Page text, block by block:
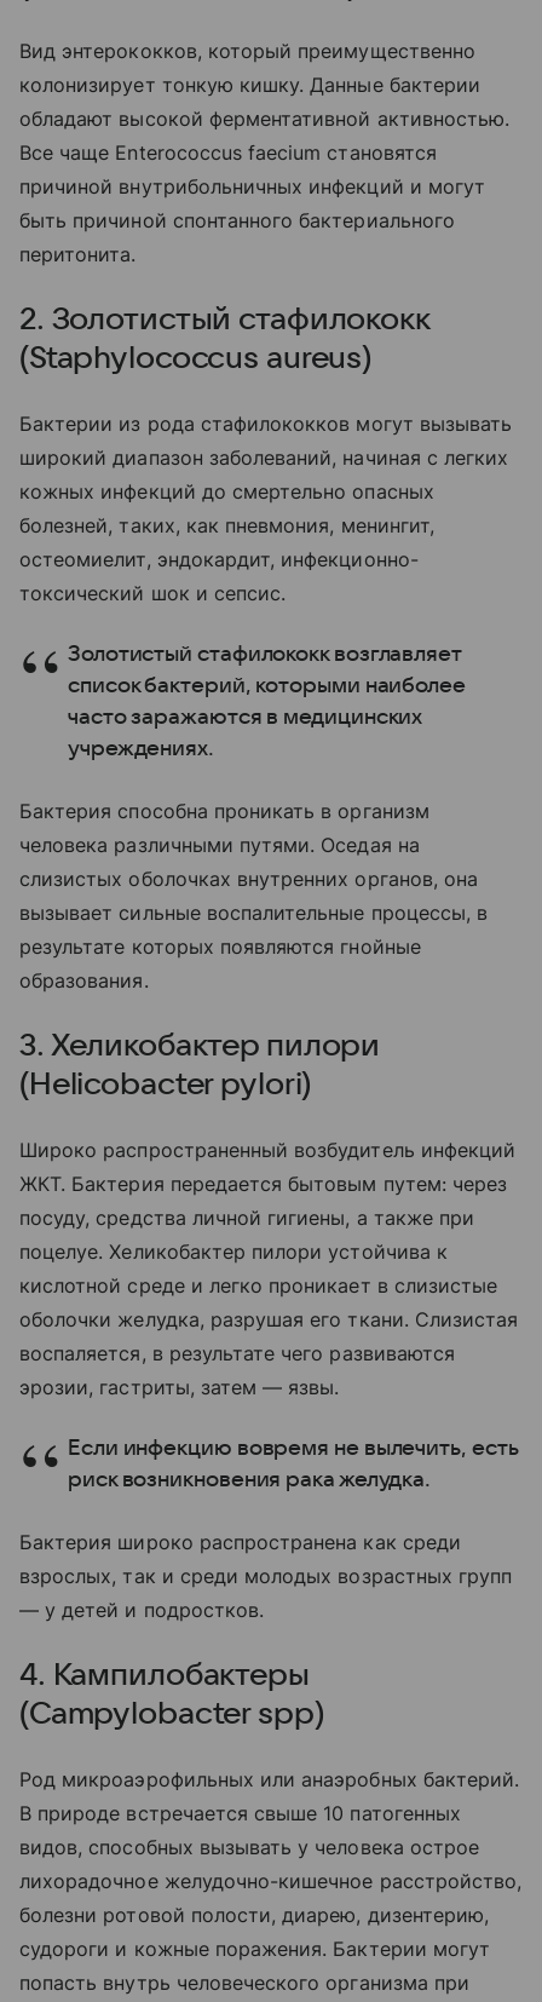
Вид энтерококков, который преимущественно
колонизирует тонкую кишку. Данные бактерии
обладают высокой ферментативной активностью.
Все чаще Enterococcus faecium становятся
причиной внутрибольничных инфекций и могут
быть причиной спонтанного бактериального
перитонита.
2. Золотистый стафилококк
(Staphylococcus aureus)
Бактерии из рода стафилококков могут вызывать
широкий диапазон заболеваний, начиная с легких
кожных инфекций до смертельно опасных
болезней, таких, как пневмония, менингит,
остеомиелит, эндокардит, инфекционно-
токсический шок и сепсис.
Золотистый стафилококк возглавляет
список бактерий, которыми наиболее
часто заражаются в медицинских
учреждениях.
Бактерия способна проникать в организм
человека различными путями. Оседая на
слизистых оболочках внутренних органов, она
вызывает сильные воспалительные процессы, в
результате которых появляются гнойные
образования.
3. Хеликобактер пилори
(Helicobacter pylori)
Широко распространенный возбудитель инфекций
ЖКТ. Бактерия передается бытовым путем: через
посуду, средства личной гигиены, а также при
поцелуе. Хеликобактер пилори устойчива к
кислотной среде и легко проникает в слизистые
оболочки желудка, разрушая его ткани. Слизистая
воспаляется, в результате чего развиваются
эрозии, гастриты, затем — язвы.
Если инфекцию вовремя не вылечить, есть
риск возникновения рака желудка.
Бактерия широко распространена как среди
взрослых, так и среди молодых возрастных групп
— у детей и подростков.
4. Кампилобактеры
(Campylobacter spp)
Род микроаэрофильных или анаэробных бактерий.
В природе встречается свыше 10 патогенных
видов, способных вызывать у человека острое
лихорадочное желудочно-кишечное расстройство,
болезни ротовой полости, диарею, дизентерию,
судороги и кожные поражения. Бактерии могут
попасть внутрь человеческого организма при